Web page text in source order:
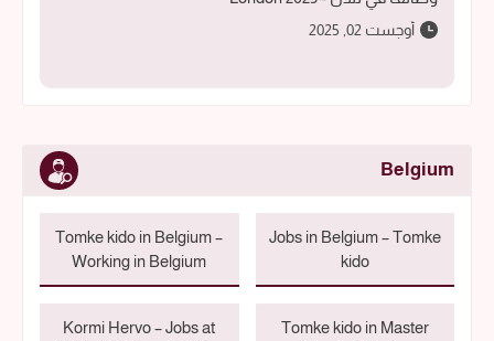
أوجست 02, 2025
Belgium
Jobs in Belgium – Tomke
kido
Tomke kido in Belgium –
Working in Belgium
Tomke kido in Master
Kormi Hervo – Jobs at